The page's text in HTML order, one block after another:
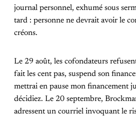
journal personnel, exhumé sous
tard : personne ne devrait avoir le
créons.
Le 29 août, les cofondateurs
fait les cent pas, suspend son
mettrai en pause mon financement
décidiez. Le 20 septembre,
adressent un courriel invoquant le